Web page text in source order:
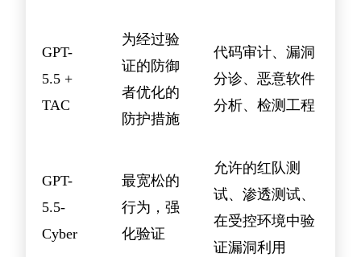
GPT-
5.5 +
TAC
为经过验
证的防御
者优化的
防护措施
代码审计、漏洞
分诊、恶意软件
分析、检测工程
GPT-
5.5-
Cyber
最宽松的
行为，强
化验证
允许的红队测
试、渗透测试、
在受控环境中验
证漏洞利用